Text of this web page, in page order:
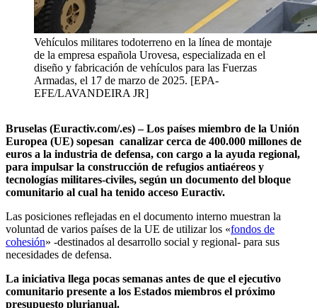
Vehículos militares todoterreno en la línea de montaje
de la empresa española Urovesa, especializada en el
diseño y fabricación de vehículos para las Fuerzas
Armadas, el 17 de marzo de 2025. [EPA-
EFE/LAVANDEIRA JR]
Bruselas (Euractiv.com/.es) – Los países miembro de la Unión
Europea (UE) sopesan canalizar cerca de 400.000 millones de
euros a la industria de defensa, con cargo a la ayuda regional,
para impulsar la construcción de refugios antiaéreos y
tecnologías militares-civiles, según un documento del bloque
comunitario al cual ha tenido acceso Euractiv.
Las posiciones reflejadas en el documento interno muestran la
voluntad de varios países de la UE de utilizar los «fondos de
cohesión» -destinados al desarrollo social y regional- para sus
necesidades de defensa.
La iniciativa llega pocas semanas antes de que el ejecutivo
comunitario presente a los Estados miembros el próximo
presupuesto plurianual.